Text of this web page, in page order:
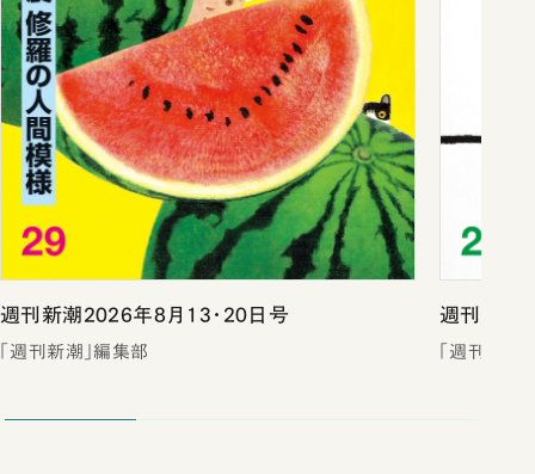
週刊新潮2026年8月13・20日号
「週刊新潮」編集部
週刊新潮
「週刊新潮